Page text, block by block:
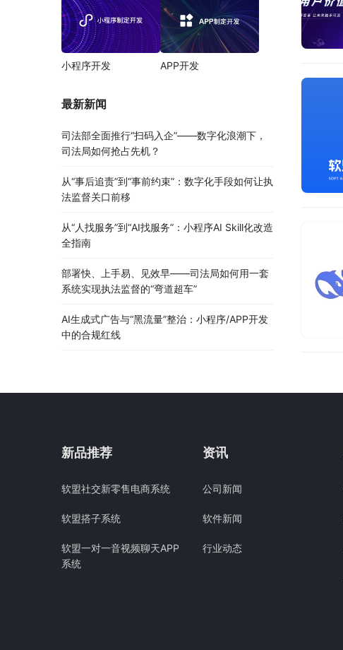
小程序开发 APP开发
最新新闻
司法部全面推行“扫码入企”——数字化浪潮下，
司法局如何抢占先机？
从“事后追责”到“事前约束”：数字化手段如何让执
法监督关口前移
从“人找服务”到“AI找服务”：小程序AI Skill化改造
全指南
部署快、上手易、见效早——司法局如何用一套
系统实现执法监督的“弯道超车”
AI生成式广告与“黑流量”整治：小程序/APP开发
中的合规红线
新品推荐
软盟社交新零售电商系统
软盟搭子系统
软盟一对一音视频聊天APP
系统
资讯
公司新闻
软件新闻
行业动态